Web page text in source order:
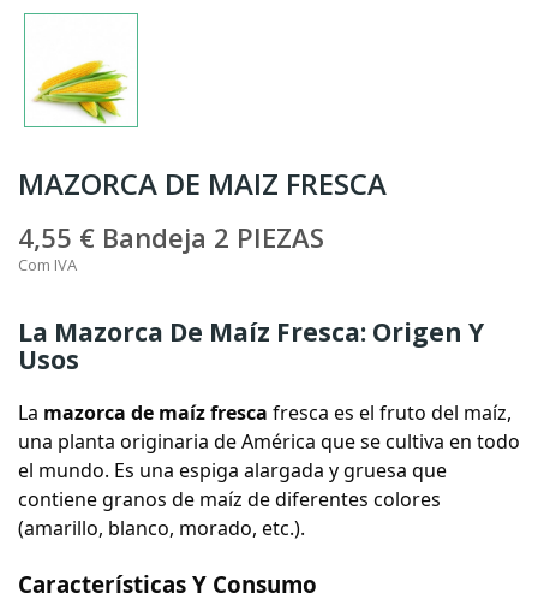
MAZORCA DE MAIZ FRESCA
4,55 € Bandeja 2 PIEZAS
Com IVA
La Mazorca De Maíz Fresca: Origen Y
Usos
La mazorca de maíz fresca fresca es el fruto del maíz,
una planta originaria de América que se cultiva en todo
el mundo. Es una espiga alargada y gruesa que
contiene granos de maíz de diferentes colores
(amarillo, blanco, morado, etc.).
Características Y Consumo